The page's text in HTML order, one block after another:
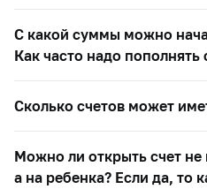
С какой суммы можно
Как часто надо пополнять
Сколько счетов может
Можно ли открыть счет не
а на ребенка? Если да, то